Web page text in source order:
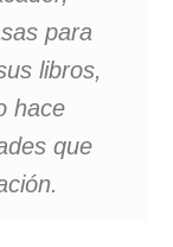
para
libros,
hace
que